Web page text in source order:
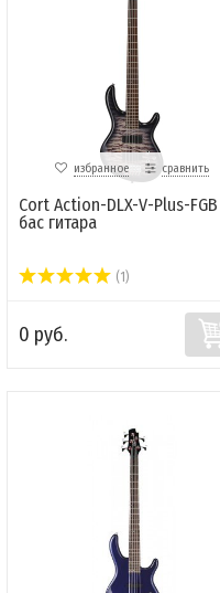
избранное сравнить
Cort Action-DLX-V-Plus-
бас гитара
(1)
0 руб.